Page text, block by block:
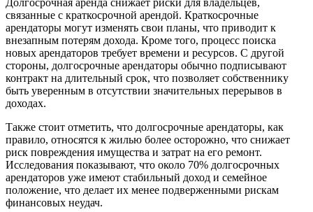
Долгосрочная аренда снижает риски для владельцев,
связанные с краткосрочной арендой. Краткосрочные
арендаторы могут изменять свои планы, что приводит к
внезапным потерям дохода. Кроме того, процесс поиска
новых арендаторов требует времени и ресурсов. С другой
стороны, долгосрочные арендаторы обычно подписывают
контракт на длительный срок, что позволяет собственнику
быть уверенным в отсутствии значительных перерывов в
доходах.
Также стоит отметить, что долгосрочные арендаторы, как
правило, относятся к жилью более осторожно, что снижает
риск повреждения имущества и затрат на его ремонт.
Исследования показывают, что около 70% долгосрочных
арендаторов уже имеют стабильный доход и семейное
положение, что делает их менее подверженными рискам
финансовых неудач.